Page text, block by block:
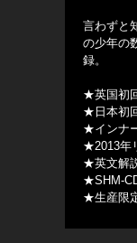
言わずと
の少年の
録。
★英国初
★日本初
★インナ
★2013年
★英文解
★SHM-
★生産限